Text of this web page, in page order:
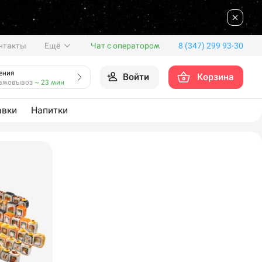
Ещё Чат с оператором 8 (347) 299 93-30
~ 23 мин Войти Корзина
Напитки